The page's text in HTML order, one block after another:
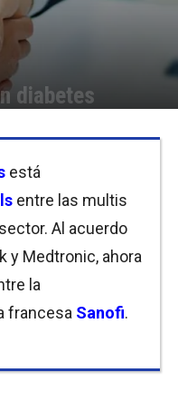
diabetes
está
entre las multis
Al acuerdo
y Medtronic, ahora
la
francesa Sanofi.